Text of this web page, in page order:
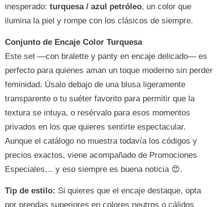
inesperado: turquesa / azul petróleo, un color que
ilumina la piel y rompe con los clásicos de siempre.
Conjunto de Encaje Color Turquesa
Este set —con bralette y panty en encaje delicado— es
perfecto para quienes aman un toque moderno sin perder
feminidad. Úsalo debajo de una blusa ligeramente
transparente o tu suéter favorito para permitir que la
textura se intuya, o resérvalo para esos momentos
privados en los que quieres sentirte espectacular.
Aunque el catálogo no muestra todavía los códigos y
precios exactos, viene acompañado de Promociones
Especiales… y eso siempre es buena noticia 😍.
Tip de estilo: Si quieres que el encaje destaque, opta
por prendas superiores en colores neutros o cálidos